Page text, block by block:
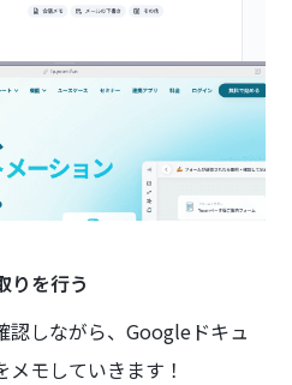
りを行う
認しながら、Googleドキュ
モしていきます！